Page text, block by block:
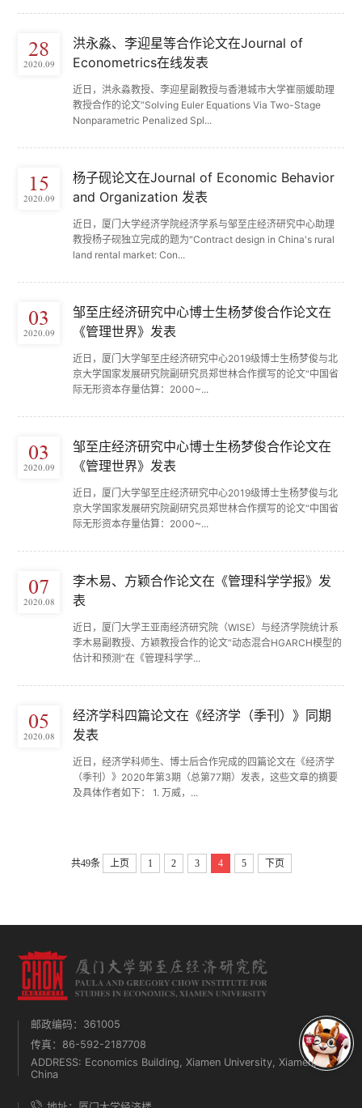
28
2020.09
洪永淼、李迎星等合作论文在Journal of
Econometrics在线发表
近日，洪永淼教授、李迎星副教授与香港城市大学崔丽媛助理
教授合作的论文“Solving Euler Equations Via Two-Stage
Nonparametric Penalized Spl...
15
2020.09
杨子砚论文在Journal of Economic Behavior
and Organization 发表
近日，厦门大学经济学院经济学系与邹至庄经济研究中心助理
教授杨子砚独立完成的题为"Contract design in China's rural
land rental market: Con...
03
2020.09
邹至庄经济研究中心博士生杨梦俊合作论文在
《管理世界》发表
近日，厦门大学邹至庄经济研究中心2019级博士生杨梦俊与北
京大学国家发展研究院副研究员郑世林合作撰写的论文“中国省
际无形资本存量估算：2000~...
03
2020.09
邹至庄经济研究中心博士生杨梦俊合作论文在
《管理世界》发表
近日，厦门大学邹至庄经济研究中心2019级博士生杨梦俊与北
京大学国家发展研究院副研究员郑世林合作撰写的论文“中国省
际无形资本存量估算：2000~...
07
2020.08
李木易、方颖合作论文在《管理科学学报》发
表
近日，厦门大学王亚南经济研究院（WISE）与经济学院统计系
李木易副教授、方颖教授合作的论文“动态混合HGARCH模型的
估计和预测”在《管理科学学...
05
2020.08
经济学科四篇论文在《经济学（季刊）》同期
发表
近日，经济学科师生、博士后合作完成的四篇论文在《经济学
（季刊）》2020年第3期（总第77期）发表，这些文章的摘要
及具体作者如下： 1. 万威，...
共49条 上页 1 2 3 4 5 下页
邮政编码：361005
传真：86-592-2187708
ADDRESS: Economics Building, Xiamen University, Xiamen,
China